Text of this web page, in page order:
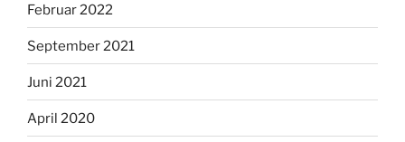
Februar 2022
September 2021
Juni 2021
April 2020